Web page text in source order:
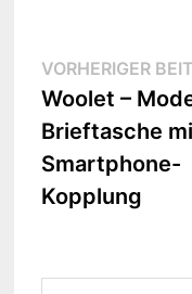
Beitrags-
Navigation
VORHERIGER
Woolet –
Brieftasche
Smartphone-
Kopplung